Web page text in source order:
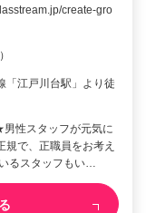
create-gro
「江戸川台駅」より徒
性スタッフが元気に
で、正職員をお考え
るスタッフもい…